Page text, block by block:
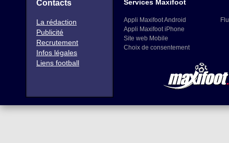
Contacts
La rédaction
Publicité
Recrutement
Infos légales
Liens football
Services Maxifoot
Appli Maxifoot Android
Appli Maxifoot iPhone
Site web Mobile
Choix de consentement